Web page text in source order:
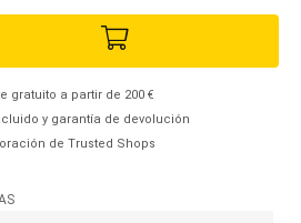
gratuito a partir de 200 €
y garantía de devolución
de Trusted Shops